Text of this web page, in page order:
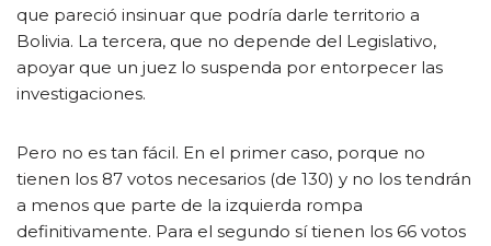
que pareció insinuar que podría darle territorio a
Bolivia. La tercera, que no depende del Legislativo,
apoyar que un juez lo suspenda por entorpecer las
investigaciones.
Pero no es tan fácil. En el primer caso, porque no
tienen los 87 votos necesarios (de 130) y no los tendrán
a menos que parte de la izquierda rompa
definitivamente. Para el segundo sí tienen los 66 votos